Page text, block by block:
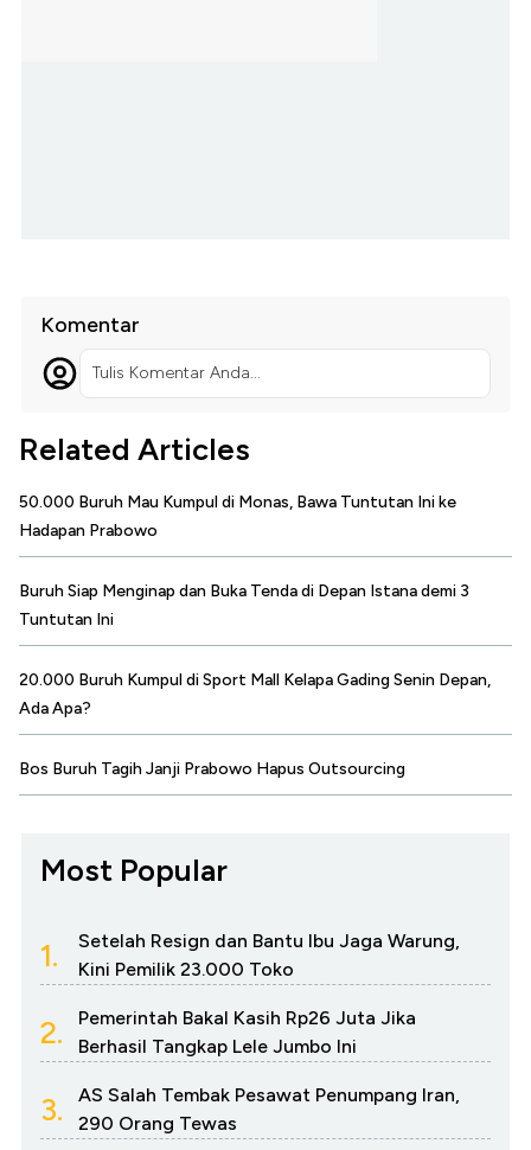
Komentar
Tulis Komentar Anda...
Related Articles
50.000 Buruh Mau Kumpul di Monas, Bawa Tuntutan Ini ke
Hadapan Prabowo
Buruh Siap Menginap dan Buka Tenda di Depan Istana demi 3
Tuntutan Ini
20.000 Buruh Kumpul di Sport Mall Kelapa Gading Senin Depan,
Ada Apa?
Bos Buruh Tagih Janji Prabowo Hapus Outsourcing
Most Popular
1.
Setelah Resign dan Bantu Ibu Jaga Warung,
Kini Pemilik 23.000 Toko
2.
Pemerintah Bakal Kasih Rp26 Juta Jika
Berhasil Tangkap Lele Jumbo Ini
3.
AS Salah Tembak Pesawat Penumpang Iran,
290 Orang Tewas